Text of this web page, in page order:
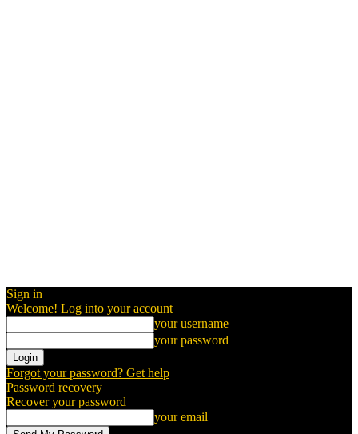
Sign in
Welcome! Log into your account
your username
your password
Forgot your password? Get help
Password recovery
Recover your password
your email